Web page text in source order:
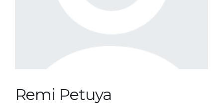
Remi Petuya